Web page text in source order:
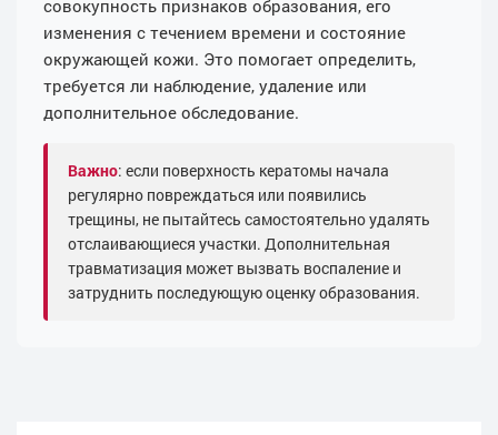
совокупность признаков образования, его
изменения с течением времени и состояние
окружающей кожи. Это помогает определить,
требуется ли наблюдение, удаление или
дополнительное обследование.
Важно: если поверхность кератомы начала
регулярно повреждаться или появились
трещины, не пытайтесь самостоятельно удалять
отслаивающиеся участки. Дополнительная
травматизация может вызвать воспаление и
затруднить последующую оценку образования.